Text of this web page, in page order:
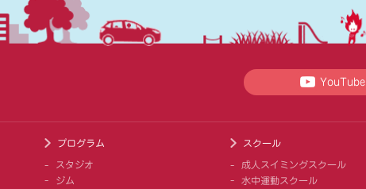
YouTube
プログラム
スタジオ
ジム
スクール
成人スイミングスクール
水中運動スクール